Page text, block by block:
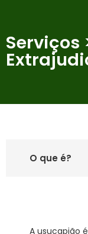
Serviços
O que é?
A usucapião